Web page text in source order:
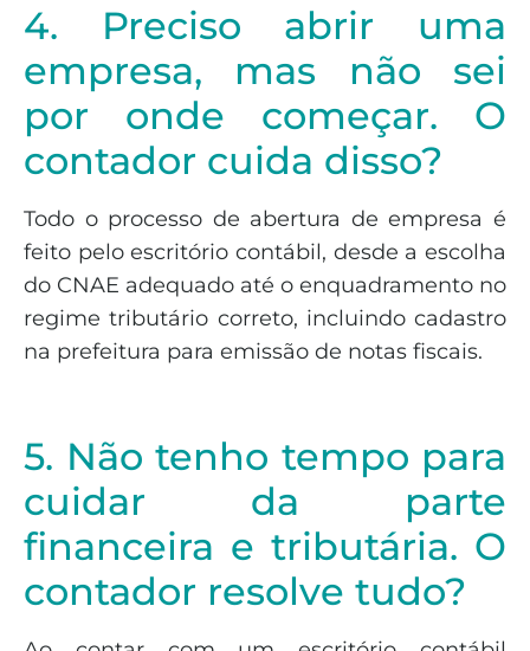
4. Preciso abrir uma
empresa, mas não sei
por onde começar. O
contador cuida disso?
Todo o processo de abertura de empresa é
feito pelo escritório contábil, desde a escolha
do CNAE adequado até o enquadramento no
regime tributário correto, incluindo cadastro
na prefeitura para emissão de notas fiscais.
5. Não tenho tempo para
cuidar da parte
financeira e tributária. O
contador resolve tudo?